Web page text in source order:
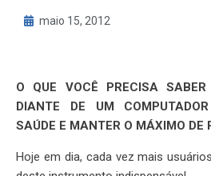
maio 15, 2012
O QUE VOCÊ PRECISA
DIANTE DE UM
SAÚDE E MANTER O MÁXIMO DE
Hoje em dia, cada vez mais